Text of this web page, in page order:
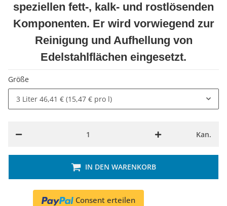
speziellen fett-, kalk- und rostlösenden
Komponenten. Er wird vorwiegend zur
Reinigung und Aufhellung von
Edelstahlflächen eingesetzt.
Größe
3 Liter 46,41 € (15,47 € pro l)
Kan.
IN DEN WARENKORB
Consent erteilen